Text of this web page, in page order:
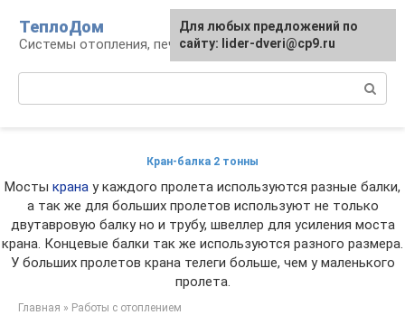
контенту
ТеплоДом
Системы отопления, печи и камины
Кран-балка 2 тонны
Мосты крана у каждого пролета используются разные балки,
а так же для больших пролетов используют не только
двутавровую балку но и трубу, швеллер для усиления моста
крана. Концевые балки так же используются разного размера.
У больших пролетов крана телеги больше, чем у маленького
пролета.
Главная » Работы с отоплением
Для любых предложений по
сайту: lider-dveri@cp9.ru